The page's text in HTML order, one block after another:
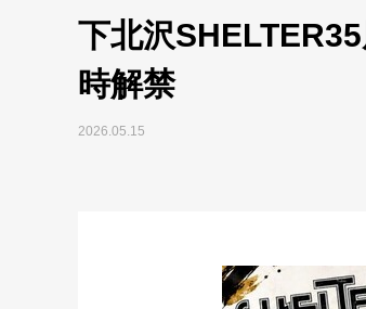
下北沢
時解禁
2026.05.15